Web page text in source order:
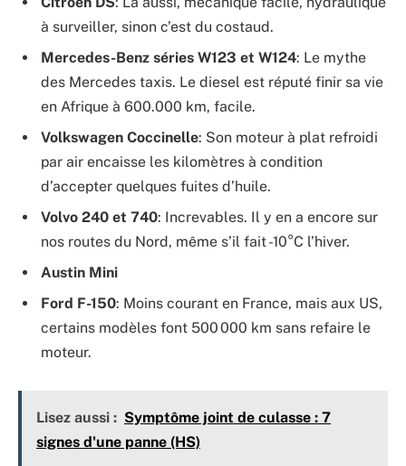
à surveiller, sinon c’est du costaud.
Mercedes-Benz séries W123 et W124: Le mythe
des Mercedes taxis. Le diesel est réputé finir sa vie
en Afrique à 600.000 km, facile.
Volkswagen Coccinelle: Son moteur à plat refroidi
par air encaisse les kilomètres à condition
d’accepter quelques fuites d’huile.
Volvo 240 et 740: Increvables. Il y en a encore sur
nos routes du Nord, même s’il fait -10°C l’hiver.
Austin Mini
Ford F-150: Moins courant en France, mais aux US,
certains modèles font 500 000 km sans refaire le
moteur.
Lisez aussi : Symptôme joint de culasse : 7
signes d'une panne (HS)